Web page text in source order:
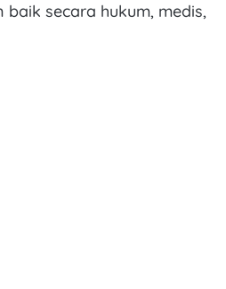
secara hukum, medis,